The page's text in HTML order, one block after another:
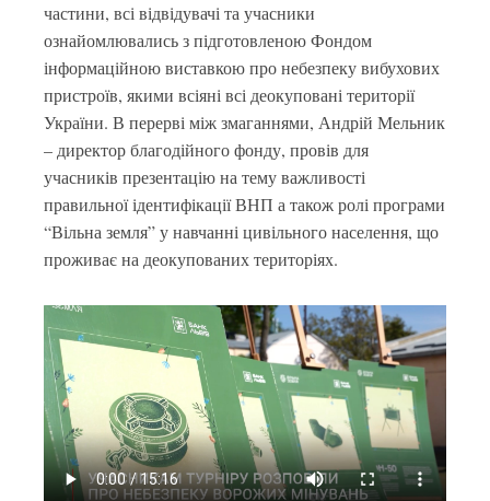
частини, всі відвідувачі та учасники
ознайомлювались з підготовленою Фондом
інформаційною виставкою про небезпеку вибухових
пристроїв, якими всіяні всі деокуповані території
України. В перерві між змаганнями, Андрій Мельник
– директор благодійного фонду, провів для
учасників презентацію на тему важливості
правильної ідентифікації ВНП а також ролі програми
“Вільна земля” у навчанні цивільного населення, що
проживає на деокупованих територіях.